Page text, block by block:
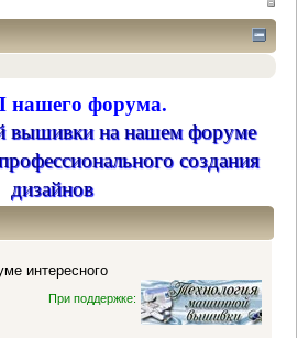
нашего форума.
вышивки на нашем форуме
создания
дизайнов
интересного
При поддержке: